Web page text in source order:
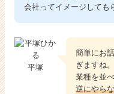
会社ってイメージしても
平塚
簡単にお
ぎますね。
業種を並
逆にやら